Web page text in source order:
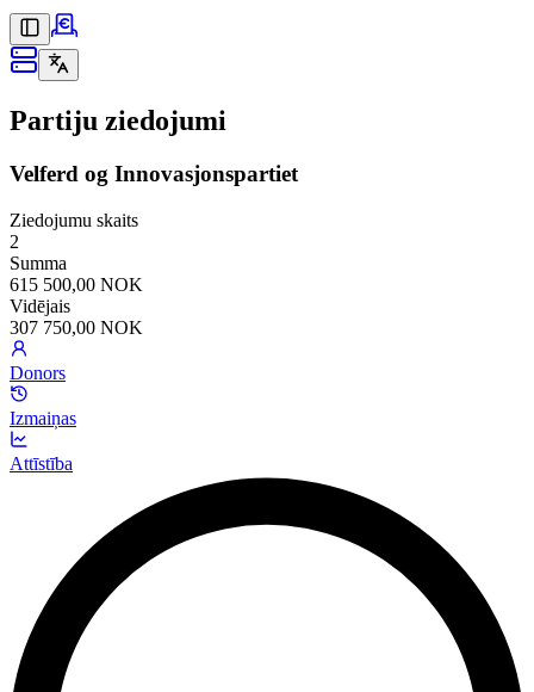
Partiju ziedojumi
Velferd og Innovasjonspartiet
Ziedojumu skaits
2
Summa
615 500,00 NOK
Vidējais
307 750,00 NOK
Donors
Izmaiņas
Attīstība